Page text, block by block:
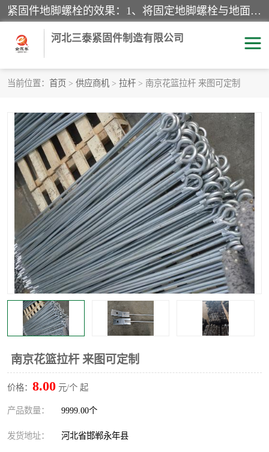
紧固件地脚螺栓的效果：1、将固定地脚螺栓与地面用水泥等物品灌溉在一起，可用来固定较小振荡和冲击的设备。2、活动地脚是一种可拆卸的地脚螺栓，可以固定有激烈振荡和冲击的大型机器设备。3、胀锚地脚螺栓用于固定比较简略且重量轻的设备，辅佐设备长期处于静止状态下。4、粘接地脚螺栓为一种使用广泛且常见的设备，它也是用来固定简略设备的小件。
河北三泰紧固件制造有限公司
当前位置： 首页 > 供应商机 > 拉杆 > 南京花篮拉杆 来图可定制
南京花篮拉杆 来图可定制
价格： 8.00 元/个 起
产品数量： 9999.00个
发货地址： 河北省邯郸永年县
焊钉 拉杆
螺栓 悬挑梁拉杆
高强度